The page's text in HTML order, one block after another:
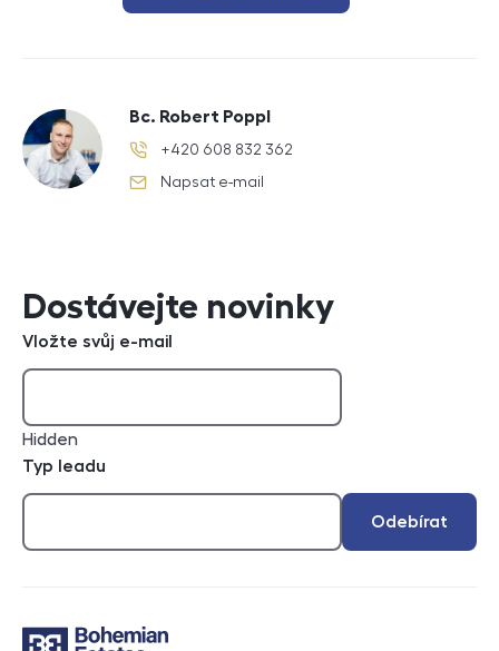
Bc. Robert Poppl
telefonní číslo
+420 608 832 362
e-mail
Napsat e-mail
Dostávejte novinky
Vložte svůj e-mail
Hidden
Typ leadu
Odebírat